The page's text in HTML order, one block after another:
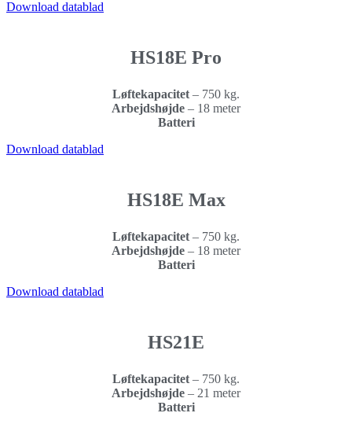
Download datablad
HS18E Pro
Løftekapacitet – 750 kg.
Arbejdshøjde – 18 meter
Batteri
Download datablad
HS18E Max
Løftekapacitet – 750 kg.
Arbejdshøjde – 18 meter
Batteri
Download datablad
HS21E
Løftekapacitet – 750 kg.
Arbejdshøjde – 21 meter
Batteri